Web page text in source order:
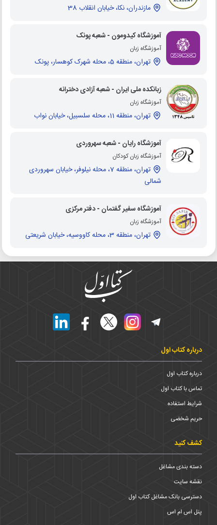
مازندران، نکا، خیابان انقلاب 38
آموزشگاه کیدومون - شعبه پونک
آموزشگاه زبان
تهران، منطقه 5، محله شهرک کوهسار، پونک
زبانکده ملی ایران - شعبه آزادی دخترانه
آموزشگاه زبان
تهران، منطقه 11، محله سلسبیل، خیابان نواب
آموزشگاه رایان - شعبه سهروردی
آموزشگاه زبان کودکان
تهران، منطقه 7، محله نیلوفر، خیابان سهروردی
شمالی
آموزشگاه سفیر گفتمان - دفتر مرکزی
آموزشگاه زبان
تهران، منطقه 3، محله کاووسیه، خیابان شریعتی
درباره کتاب اول
درباره کتاب اول
تماس با کتاب اول
شرایط استفاده
حریم شخضی
کشف کنید
دسته بندی مشاغل
نقشه سایت
دسترسی بانک مشاغل کتاب اول
پنل اس ام اس